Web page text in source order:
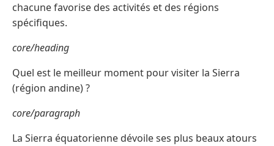
chacune favorise des activités et des régions
spécifiques.
core/heading
Quel est le meilleur moment pour visiter la Sierra
(région andine) ?
core/paragraph
La Sierra équatorienne dévoile ses plus beaux atours